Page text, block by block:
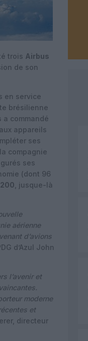
trois Airbus
de son
en service
brésilienne
a commandé
appareils
ses
compagnie
ses
(dont 96
, jusque-là
aérienne
d’avions
d’Azul John
l’avenir et
moderne
et
directeur